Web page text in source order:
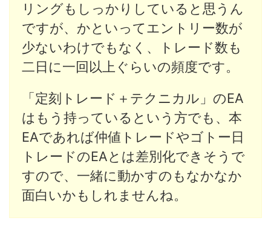
リングもしっかりしていると思うん
ですが、かといってエントリー数が
少ないわけでもなく、トレード数も
二日に一回以上ぐらいの頻度です。
「定刻トレード＋テクニカル」のEA
はもう持っているという方でも、本
EAであれば仲値トレードやゴトー日
トレードのEAとは差別化できそうで
すので、一緒に動かすのもなかなか
面白いかもしれませんね。